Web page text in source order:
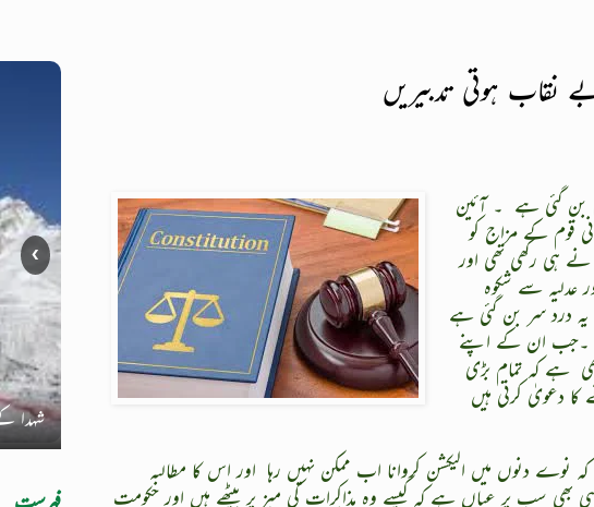
نقاب ہوتی تدبیریں
بن گئی ہے ۔ آئین
قوم کے مزاج کو
نے ہی رکھی تھی اور
عدلیہ سے شکوہ
درد سر بن گئی ہے
۔جب ان کے اپنے
ہے کہ تمام بڑی
دعویٰ کرتی ہیں
نوے دنوں میں الیکشن کروانا اب ممکن نہیں رہا اور اس کا مطالبہ
سب پر عیاں ہے کہ کیسے وہ مذاکرات کی میز پر بیٹھے ہیں اور حکومت
شہدا
قومی
❯
فہرست